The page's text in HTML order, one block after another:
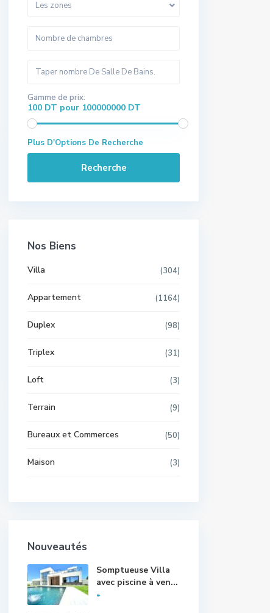
Les zones
Gamme de prix:
100 DT pour 100000000 DT
Plus D'Options De Recherche
Recherche
Nos Biens
Villa (304)
Appartement (1164)
Duplex (98)
Triplex (31)
Loft (3)
Terrain (9)
Bureaux et Commerces (50)
Maison (3)
Nouveautés
Somptueuse Villa
avec piscine à ven...
*